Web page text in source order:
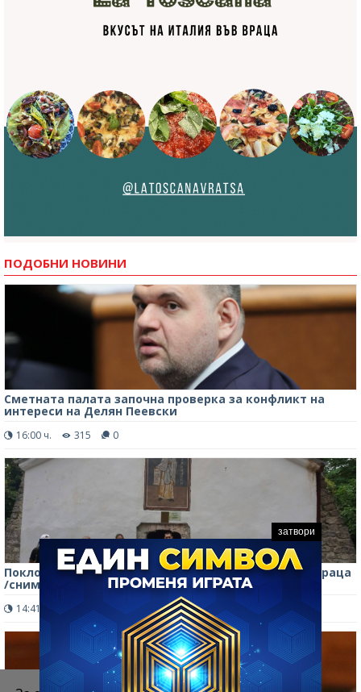
ПОДОБНИ НОВИНИ
Сметната палата започна проверка за конфликт на
интереси на Делян Пеевски
16:00 ч. 315 0
Поклонническият поход „Светият път“ стигна до Враца
/снимки/
14:41 ч. 542 0
затвори